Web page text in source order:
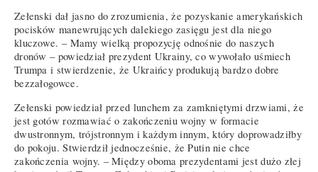
Zełenski dał jasno do zrozumienia, że pozyskanie amerykańskich
pocisków manewrujących dalekiego zasięgu jest dla niego
kluczowe. – Mamy wielką propozycję odnośnie do naszych
dronów – powiedział prezydent Ukrainy, co wywołało uśmiech
Trumpa i stwierdzenie, że Ukraińcy produkują bardzo dobre
bezzałogowce.
Zełenski powiedział przed lunchem za zamkniętymi drzwiami, że
jest gotów rozmawiać o zakończeniu wojny w formacie
dwustronnym, trójstronnym i każdym innym, który doprowadziłby
do pokoju. Stwierdził jednocześnie, że Putin nie chce
zakończenia wojny. – Między oboma prezydentami jest dużo złej